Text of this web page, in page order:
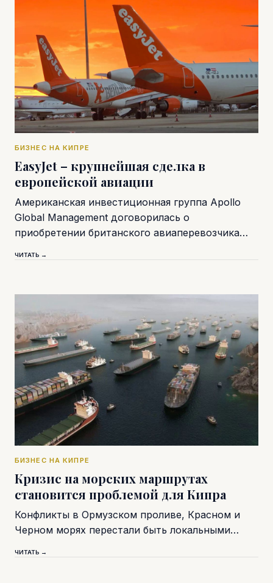
БИЗНЕС НА КИПРЕ
EasyJet – крупнейшая сделка в
европейской авиации
Американская инвестиционная группа Apollo
Global Management договорилась о
приобретении британского авиаперевозчика…
ЧИТАТЬ →
БИЗНЕС НА КИПРЕ
Кризис на морских маршрутах
становится проблемой для Кипра
Конфликты в Ормузском проливе, Красном и
Черном морях перестали быть локальными…
ЧИТАТЬ →